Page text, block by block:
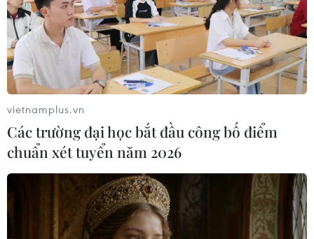
18/05/2026 08:54
Thủ tướng Chính phủ yêu cầu Bộ Giáo dục và Đào tạo,
các bộ và các địa phương phối hợp tổ chức kỳ thi Tốt
nghiệp Trung học phổ thông an toàn, hiệu quả, tạo điều
kiện thuận lợi cho thí sinh.
vietnamplus.vn
Các trường đại học bắt đầu công bố điểm
chuẩn xét tuyển năm 2026